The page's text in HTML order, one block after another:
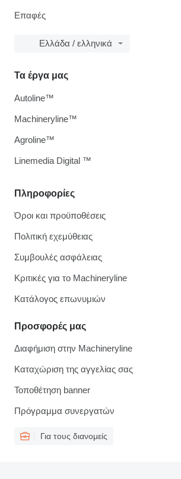
Επαφές
Ελλάδα / ελληνικά
Πληροφορίες
Όροι και προϋποθέσεις
Πολιτική εχεμύθειας
Συμβουλές ασφάλειας
Κριτικές για το Machineryline
Κατάλογος επωνυμιών
Προσφορές μας
Διαφήμιση στην Machineryline
Καταχώριση της αγγελίας σας
Τοποθέτηση banner
Πρόγραμμα συνεργατών
Για τους διανομείς
Τα έργα μας
Autoline™
Machineryline™
Agroline™
Linemedia Digital ™